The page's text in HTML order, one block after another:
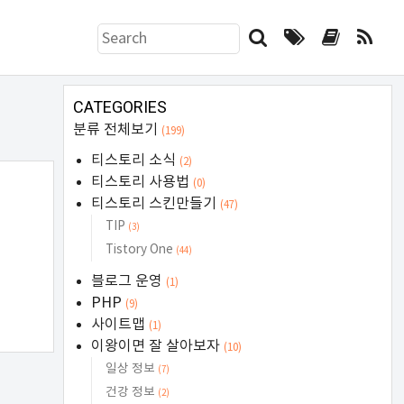
검
하
CATEGORIES
분류 전체보기 (199)
티스토리 소식 (2)
티스토리 사용법 (0)
티스토리 스킨만들기 (47)
TIP (3)
Tistory One (44)
블로그 운영 (1)
PHP (9)
사이트맵 (1)
이왕이면 잘 살아보자 (10)
일상 정보 (7)
건강 정보 (2)